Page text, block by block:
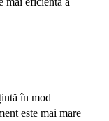
în mod
este mai mare